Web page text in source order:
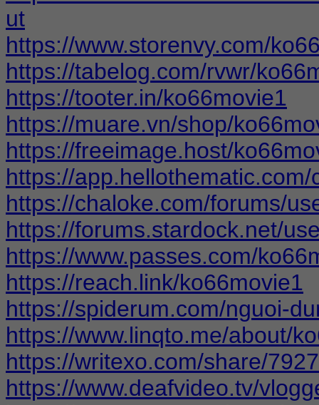
ut
https://www.storenvy.com/
https://tabelog.com/rvwr/
https://tooter.in/ko66movie1
https://muare.vn/shop/
https://freeimage.host/
https://
https://chaloke.com/forums/
https://forums.stardock.net/
https://www.passes.com/
https://reach.link/ko66movie1
https://spiderum.com/nguoi-
https://www.linqto.me/about/
https://writexo.com/share/
https://www.deafvideo.tv/